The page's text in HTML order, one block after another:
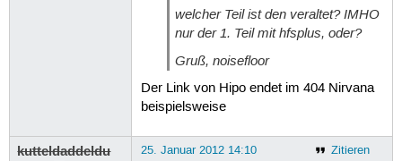
welcher Teil ist den veraltet? IMHO
nur der 1. Teil mit hfsplus, oder?
Gruß, noisefloor
Der Link von Hipo endet im 404 Nirvana
beispielsweise
kutteldaddeldu Zitieren
25. Januar 2012 14:10